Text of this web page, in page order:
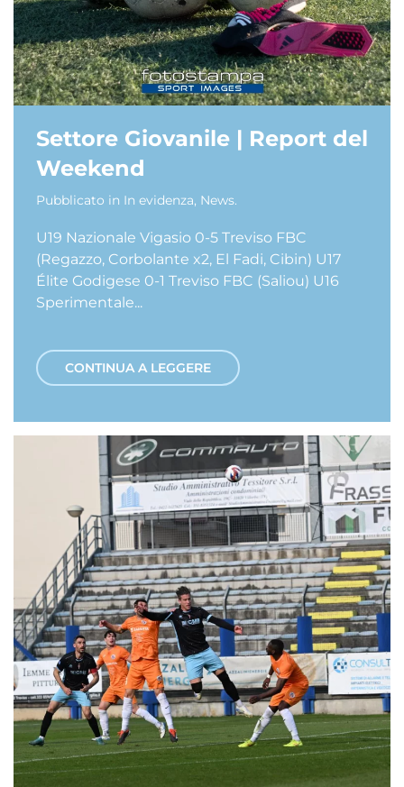
Settore Giovanile | Report del
Weekend
Pubblicato in In evidenza, News.
U19 Nazionale Vigasio 0-5 Treviso FBC
(Regazzo, Corbolante x2, El Fadi, Cibin) U17
Élite Godigese 0-1 Treviso FBC (Saliou) U16
Sperimentale...
CONTINUA A LEGGERE